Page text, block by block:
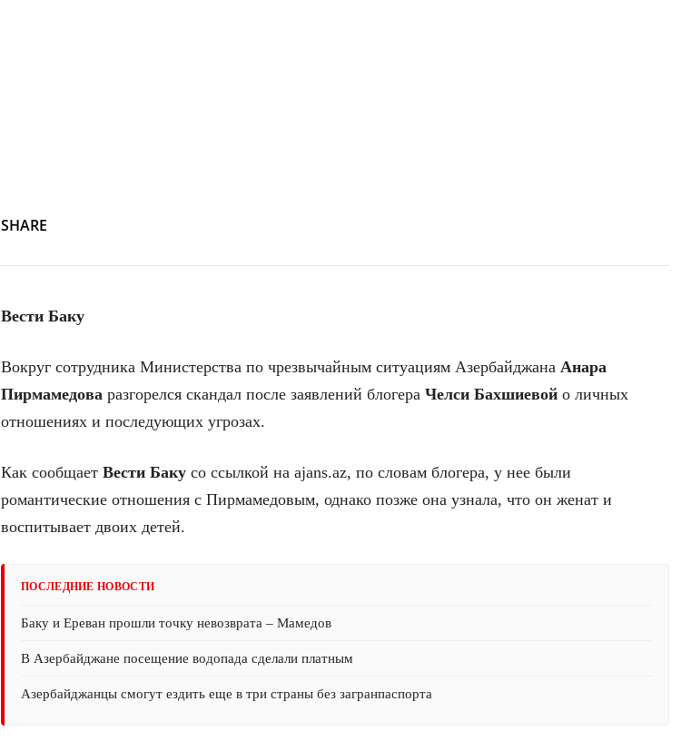
SHARE
Вести Баку
Вокруг сотрудника Министерства по чрезвычайным ситуациям Азербайджана Анара
Пирмамедова разгорелся скандал после заявлений блогера Челси Бахшиевой о личных
отношениях и последующих угрозах.
Как сообщает Вести Баку со ссылкой на ajans.az, по словам блогера, у нее были
романтические отношения с Пирмамедовым, однако позже она узнала, что он женат и
воспитывает двоих детей.
ПОСЛЕДНИЕ НОВОСТИ
Баку и Ереван прошли точку невозврата – Мамедов
В Азербайджане посещение водопада сделали платным
Азербайджанцы смогут ездить еще в три страны без загранпаспорта